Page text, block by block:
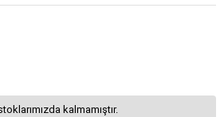
kalmamıştır.